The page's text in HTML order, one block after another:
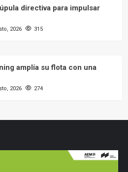
directiva para impulsar
2026 315
amplía su flota con una
2026 274